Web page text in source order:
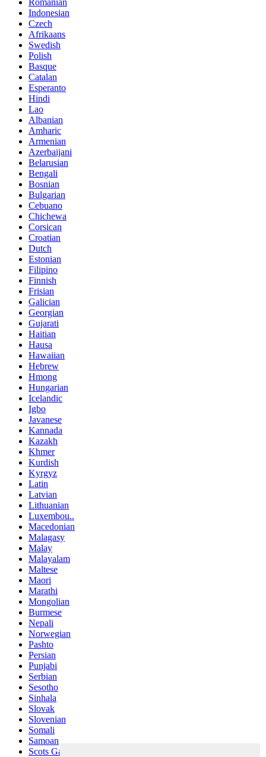
Indonesian
Czech
Afrikaans
Swedish
Polish
Basque
Catalan
Esperanto
Hindi
Lao
Albanian
Amharic
Armenian
Azerbaijani
Belarusian
Bengali
Bosnian
Bulgarian
Cebuano
Chichewa
Corsican
Croatian
Dutch
Estonian
Filipino
Finnish
Frisian
Galician
Georgian
Gujarati
Haitian
Hausa
Hawaiian
Hebrew
Hmong
Hungarian
Icelandic
Igbo
Javanese
Kannada
Kazakh
Khmer
Kurdish
Kyrgyz
Latin
Latvian
Lithuanian
Luxembou..
Macedonian
Malagasy
Malay
Malayalam
Maltese
Maori
Marathi
Mongolian
Burmese
Nepali
Norwegian
Pashto
Persian
Punjabi
Serbian
Sesotho
Sinhala
Slovak
Slovenian
Somali
Samoan
Scots Gaelic